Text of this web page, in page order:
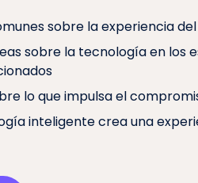
sobre la experiencia
sobre la tecnología en los
lo que impulsa el
inteligente crea una